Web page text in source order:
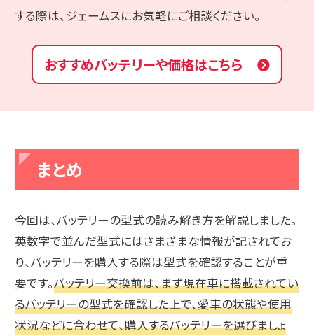
する際は、ジェームスにお気軽にご相談ください。
おすすめバッテリーや価格はこちら
まとめ
今回は、バッテリーの型式の読み解き方を解説しました。
英数字で並んだ型式にはさまざまな情報が記されてお
り、バッテリーを購入する際は型式を確認することが重
要です。バッテリー交換前は、まず現在車に搭載されてい
るバッテリーの型式を確認した上で、愛車の状態や使用
状況などに合わせて、購入するバッテリーを選びましょ